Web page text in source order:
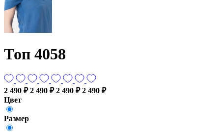
Топ 4058
2 490 ₽ 2 490 ₽ 2 490 ₽ 2 490 ₽
Цвет
Размер